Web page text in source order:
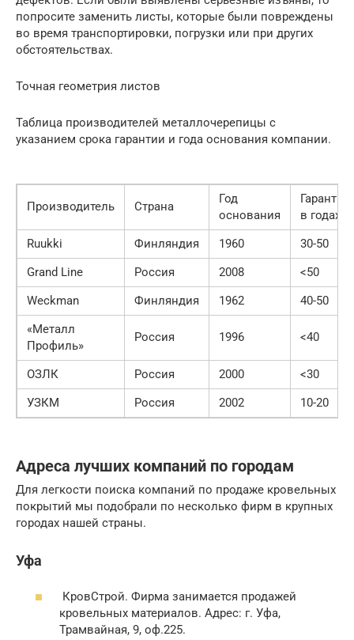
попросите заменить листы, которые были повреждены
во время транспортировки, погрузки или при других
обстоятельствах.
Точная геометрия листов
Таблица производителей металлочерепицы с
указанием срока гарантии и года основания компании.
Производитель Страна
Год
основания
Гарантия
в годах
Ruukki
Финляндия 1960
30-50
Grand Line
Россия 2008
<50
Weckman
Финляндия 1962
40-50
«Металл
Профиль»
Россия 1996 <40
ОЗЛК Россия 2000
<30
УЗКМ
Россия 2002 10-20
Адреса лучших компаний по городам
Для легкости поиска компаний по продаже кровельных
покрытий мы подобрали по несколько фирм в крупных
городах нашей страны.
Уфа
КровСтрой. Фирма занимается продажей
кровельных материалов. Адрес: г. Уфа,
Трамвайная, 9, оф.225.